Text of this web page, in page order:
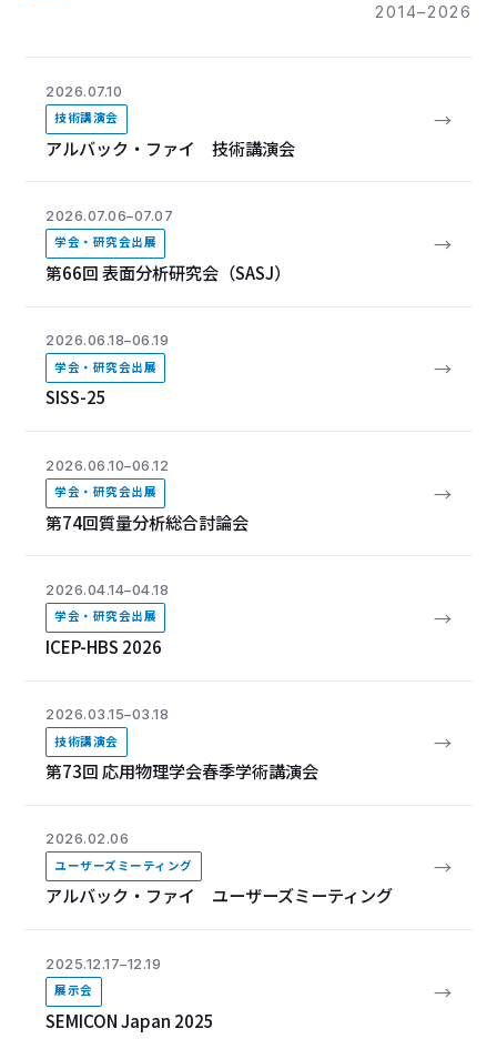
2014–2026
2026.07.10
技術講演会
アルバック・ファイ 技術講演会
→
2026.07.06–07.07
学会・研究会出展
第66回 表面分析研究会（SASJ）
→
2026.06.18–06.19
学会・研究会出展
SISS-25
→
2026.06.10–06.12
学会・研究会出展
第74回質量分析総合討論会
→
2026.04.14–04.18
学会・研究会出展
ICEP-HBS 2026
→
2026.03.15–03.18
技術講演会
第73回 応用物理学会春季学術講演会
→
2026.02.06
ユーザーズミーティング
アルバック・ファイ ユーザーズミーティング
→
2025.12.17–12.19
展示会
SEMICON Japan 2025
→